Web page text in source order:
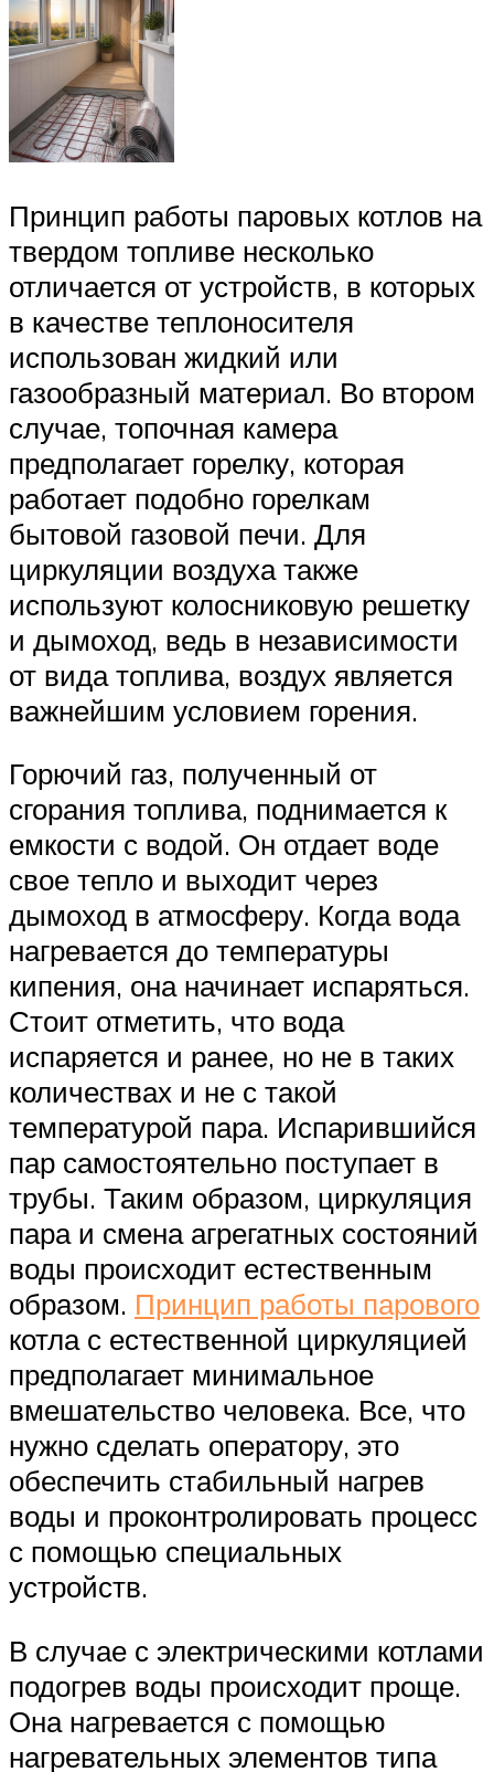
Принцип работы паровых котлов на
твердом топливе несколько
отличается от устройств, в которых
в качестве теплоносителя
использован жидкий или
газообразный материал. Во втором
случае, топочная камера
предполагает горелку, которая
работает подобно горелкам
бытовой газовой печи. Для
циркуляции воздуха также
используют колосниковую решетку
и дымоход, ведь в независимости
от вида топлива, воздух является
важнейшим условием горения.
Горючий газ, полученный от
сгорания топлива, поднимается к
емкости с водой. Он отдает воде
свое тепло и выходит через
дымоход в атмосферу. Когда вода
нагревается до температуры
кипения, она начинает испаряться.
Стоит отметить, что вода
испаряется и ранее, но не в таких
количествах и не с такой
температурой пара. Испарившийся
пар самостоятельно поступает в
трубы. Таким образом, циркуляция
пара и смена агрегатных состояний
воды происходит естественным
образом. Принцип работы парового
котла с естественной циркуляцией
предполагает минимальное
вмешательство человека. Все, что
нужно сделать оператору, это
обеспечить стабильный нагрев
воды и проконтролировать процесс
с помощью специальных
устройств.
В случае с электрическими котлами
подогрев воды происходит проще.
Она нагревается с помощью
нагревательных элементов типа